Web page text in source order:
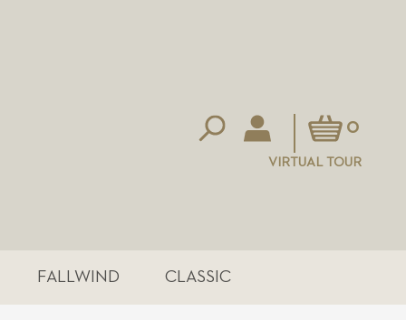
Mein Warenkorb
0
VIRTUAL TOUR
FALLWIND CLASSIC